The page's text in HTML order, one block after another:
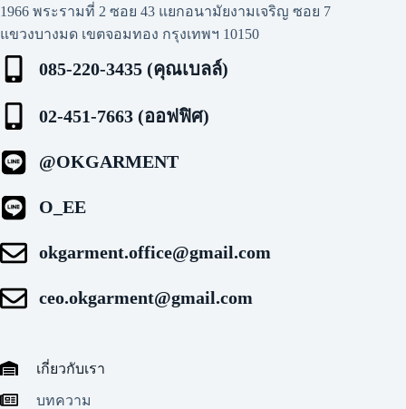
1966 พระรามที่ 2 ซอย 43 แยกอนามัยงามเจริญ ซอย 7
แขวงบางมด เขตจอมทอง กรุงเทพฯ 10150
085-220-3435 (คุณเบลล์)
02-451-7663 (ออฟฟิศ)
@OKGARMENT
O_EE
okgarment.office@gmail.com
ceo.okgarment@gmail.com
เกี่ยวกับเรา
บทความ